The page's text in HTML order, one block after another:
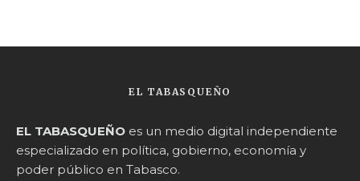
EL TABASQUEÑO
EL TABASQUEÑO es un medio digital independiente
especializado en política, gobierno, economía y
poder público en Tabasco.